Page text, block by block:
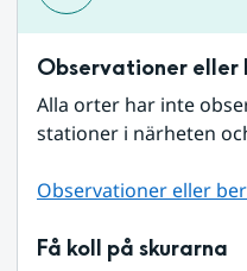
Observationer
Alla orter har inte
stationer i närheten
Observationer eller
Få koll på skurarna